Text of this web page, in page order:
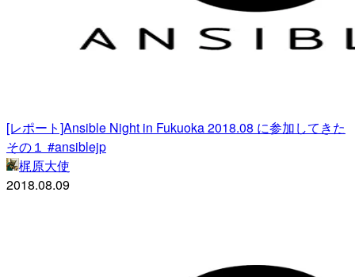
[レポート]Ansible Night in Fukuoka 2018.08 に参加してきた
その１ #ansiblejp
梶原大使
2018.08.09